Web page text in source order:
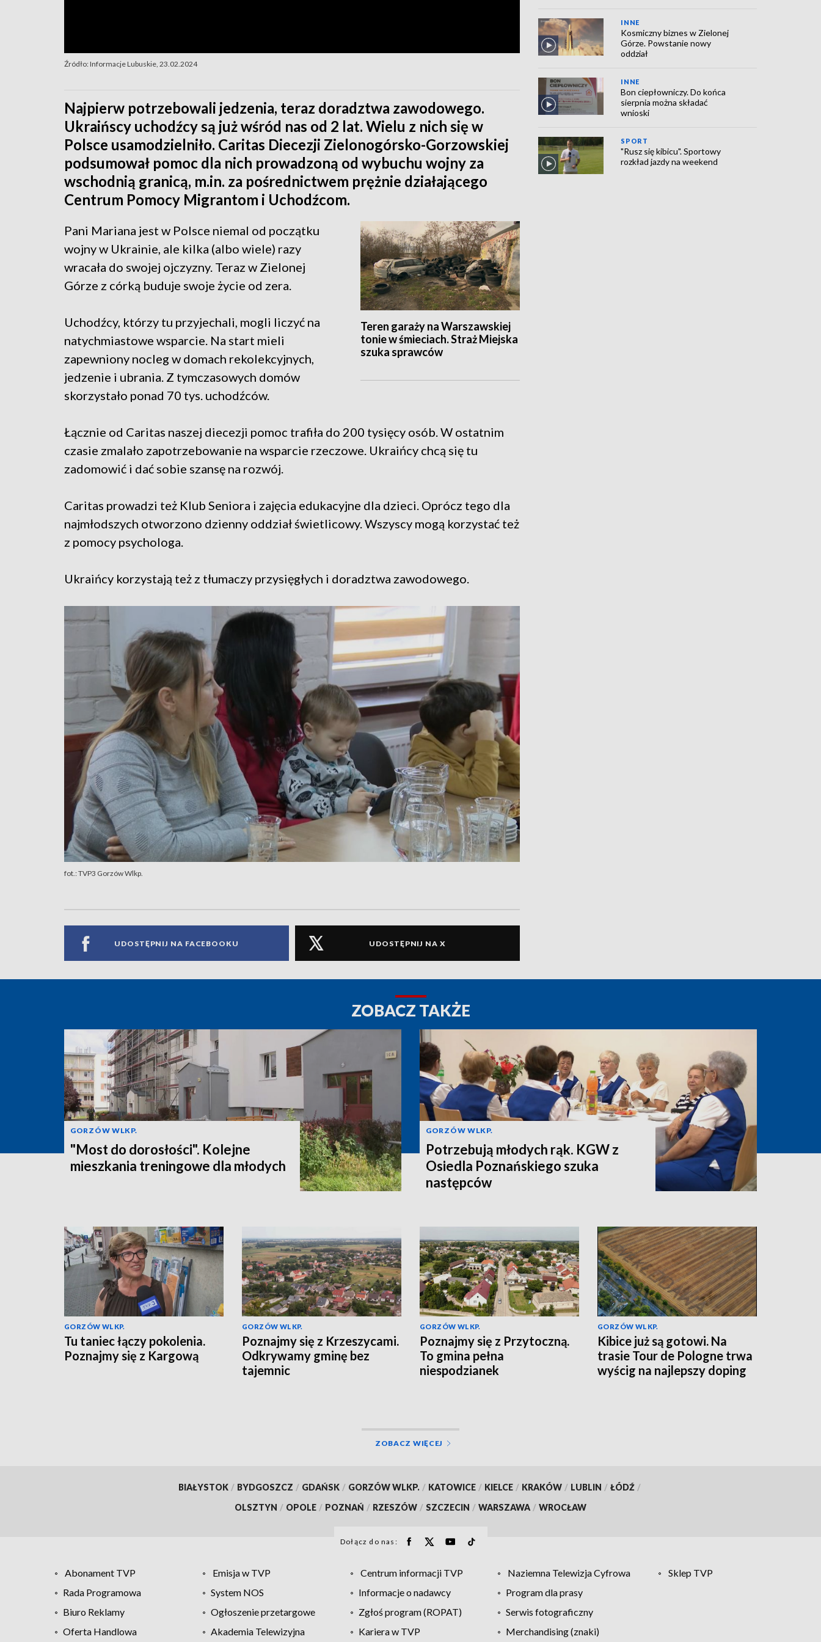
Źródło: Informacje Lubuskie, 23.02.2024
Najpierw potrzebowali jedzenia, teraz doradztwa zawodowego.
Ukraińscy uchodźcy są już wśród nas od 2 lat. Wielu z nich się w
Polsce usamodzielniło. Caritas Diecezji Zielonogórsko-Gorzowskiej
podsumował pomoc dla nich prowadzoną od wybuchu wojny za
wschodnią granicą, m.in. za pośrednictwem prężnie działającego
Centrum Pomocy Migrantom i Uchodźcom.
Teren garaży na Warszawskiej
tonie w śmieciach. Straż Miejska
szuka sprawców
Pani Mariana jest w Polsce niemal od początku
wojny w Ukrainie, ale kilka (albo wiele) razy
wracała do swojej ojczyzny. Teraz w Zielonej
Górze z córką buduje swoje życie od zera.
Uchodźcy, którzy tu przyjechali, mogli liczyć na
natychmiastowe wsparcie. Na start mieli
zapewniony nocleg w domach rekolekcyjnych,
jedzenie i ubrania. Z tymczasowych domów
skorzystało ponad 70 tys. uchodźców.
Łącznie od Caritas naszej diecezji pomoc trafiła do 200 tysięcy osób. W ostatnim
czasie zmalało zapotrzebowanie na wsparcie rzeczowe. Ukraińcy chcą się tu
zadomowić i dać sobie szansę na rozwój.
Caritas prowadzi też Klub Seniora i zajęcia edukacyjne dla dzieci. Oprócz tego dla
najmłodszych otworzono dzienny oddział świetlicowy. Wszyscy mogą korzystać też
z pomocy psychologa.
Ukraińcy korzystają też z tłumaczy przysięgłych i doradztwa zawodowego.
fot.: TVP3 Gorzów Wlkp.
UDOSTĘPNIJ NA FACEBOOKU UDOSTĘPNIJ NA X
INNE
Kosmiczny biznes w Zielonej
Górze. Powstanie nowy
oddział
INNE
Bon ciepłowniczy. Do końca
sierpnia można składać
wnioski
SPORT
"Rusz się kibicu". Sportowy
rozkład jazdy na weekend
ZOBACZ TAKŻE
GORZÓW WLKP.
"Most do dorosłości". Kolejne
mieszkania treningowe dla młodych
GORZÓW WLKP.
Potrzebują młodych rąk. KGW z
Osiedla Poznańskiego szuka
następców
GORZÓW WLKP.
Tu taniec łączy pokolenia.
Poznajmy się z Kargową
GORZÓW WLKP.
Poznajmy się z Krzeszycami.
Odkrywamy gminę bez
tajemnic
GORZÓW WLKP.
Poznajmy się z Przytoczną.
To gmina pełna
niespodzianek
GORZÓW WLKP.
Kibice już są gotowi. Na
trasie Tour de Pologne trwa
wyścig na najlepszy doping
ZOBACZ WIĘCEJ
BIAŁYSTOK / BYDGOSZCZ / GDAŃSK / GORZÓW WLKP. / KATOWICE / KIELCE / KRAKÓW / LUBLIN / ŁÓDŹ /
OLSZTYN / OPOLE / POZNAŃ / RZESZÓW / SZCZECIN / WARSZAWA / WROCŁAW
Dołącz do nas:
Abonament TVP Emisja w TVP Centrum informacji TVP Naziemna Telewizja Cyfrowa
Sklep TVP
Rada Programowa
System NOS Informacje o nadawcy
Program dla prasy
Biuro Reklamy
Ogłoszenie przetargowe Zgłoś program (ROPAT)
Serwis fotograficzny
Oferta Handlowa
Akademia Telewizyjna Kariera w TVP Merchandising (znaki)